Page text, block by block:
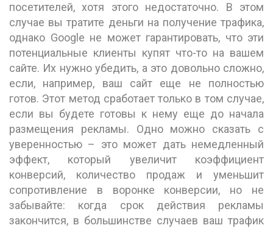
посетителей, хотя этого недостаточно. В этом
случае вы тратите деньги на получение трафика,
однако Google не может гарантировать, что эти
потенциальные клиенты купят что-то на вашем
сайте. Их нужно убедить, а это довольно сложно,
если, например, ваш сайт еще не полностью
готов. Этот метод сработает только в том случае,
если вы будете готовы к нему еще до начала
размещения рекламы. Одно можно сказать с
уверенностью – это может дать немедленный
эффект, который увеличит коэффициент
конверсий, количество продаж и уменьшит
сопротивление в воронке конверсии, но не
забывайте: когда срок действия рекламы
закончится, в большинстве случаев ваш трафик